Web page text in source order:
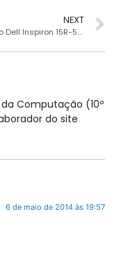
NEXT
Promoção Dell Inspiron 15R-5537
Computação (10º
do site
6 de maio de 2014 às 19:57